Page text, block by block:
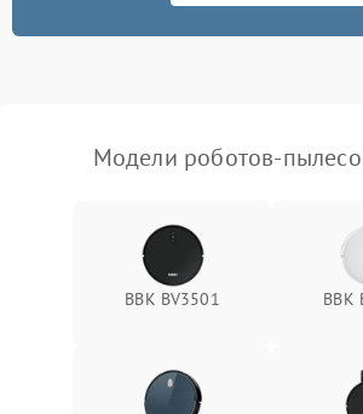
Модели роботов-
BBK BV3501 BBK